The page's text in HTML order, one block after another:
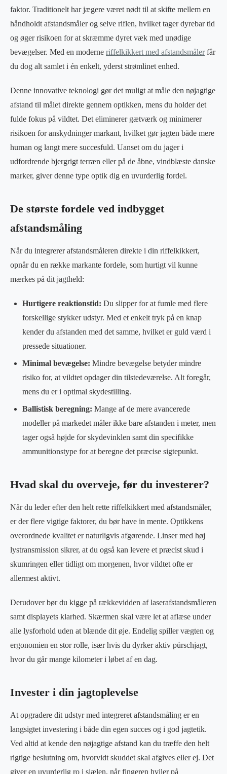
faktor. Traditionelt har jægere været nødt til at skifte mellem en
håndholdt afstandsmåler og selve riflen, hvilket tager dyrebar tid
og øger risikoen for at skræmme dyret væk med unødige
bevægelser. Med en moderne riffelkikkert med afstandsmålerfår
du dog alt samlet i én enkelt, yderst strømlinet enhed.
Denne innovative teknologi gør det muligt at måle den nøjagtige
afstand til målet direkte gennem optikken, mens du holder det
fulde fokus på vildtet. Det eliminerer gætværk og minimerer
risikoen for anskydninger markant, hvilket gør jagten både mere
human og langt mere succesfuld. Uanset om du jager i
udfordrende bjergrigt terræn eller på de åbne, vindblæste danske
marker, giver denne type optik dig en uvurderlig fordel.
De største fordele ved indbygget
afstandsmåling
Når du integrerer afstandsmåleren direkte i din riffelkikkert,
opnår du en række markante fordele, som hurtigt vil kunne
mærkes på dit jagtheld:
Hurtigere reaktionstid: Du slipper for at fumle med flere
forskellige stykker udstyr. Med et enkelt tryk på en knap
kender du afstanden med det samme, hvilket er guld værd i
pressede situationer.
Minimal bevægelse: Mindre bevægelse betyder mindre
risiko for, at vildtet opdager din tilstedeværelse. Alt foregår,
mens du er i optimal skydestilling.
Ballistisk beregning: Mange af de mere avancerede
modeller på markedet måler ikke bare afstanden i meter, men
tager også højde for skydevinklen samt din specifikke
ammunitionstype for at beregne det præcise sigtepunkt.
Hvad skal du overveje, før du investerer?
Når du leder efter den helt rette riffelkikkert med afstandsmåler,
er der flere vigtige faktorer, du bør have in mente. Optikkens
overordnede kvalitet er naturligvis afgørende. Linser med høj
lystransmission sikrer, at du også kan levere et præcist skud i
skumringen eller tidligt om morgenen, hvor vildtet ofte er
allermest aktivt.
Derudover bør du kigge på rækkevidden af laserafstandsmåleren
samt displayets klarhed. Skærmen skal være let at aflæse under
alle lysforhold uden at blænde dit øje. Endelig spiller vægten og
ergonomien en stor rolle, især hvis du dyrker aktiv pürschjagt,
hvor du går mange kilometer i løbet af en dag.
Invester i din jagtoplevelse
At opgradere dit udstyr med integreret afstandsmåling er en
langsigtet investering i både din egen succes og i god jagtetik.
Ved altid at kende den nøjagtige afstand kan du træffe den helt
rigtige beslutning om, hvorvidt skuddet skal afgives eller ej. Det
giver en uvurderlig ro i sjælen, når fingeren hviler på